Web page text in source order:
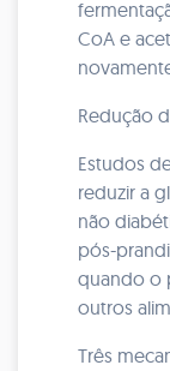
CoA e
Redução
Estudos
reduzir a
não
pós-
quando o
outros
Três